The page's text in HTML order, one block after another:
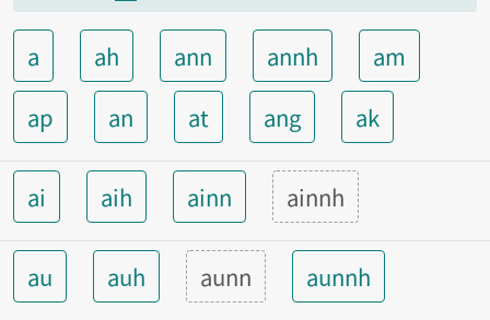
a ah ann annh
am
ap
an at ang ak
ai aih ainn ainnh
au auh aunn aunnh